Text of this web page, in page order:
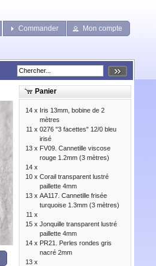
Commander Mon compte
Panier
14 x Iris 13mm, bobine de 2
mètres
11 x 0276 "3 facettes" 12/0 bleu
irisé
13 x FV09. Cannetille viscose
rouge 1.2mm (3 mètres)
14 x
10 x Corail transparent lustré
paillette 4mm
13 x AA117. Cannetille frisée
turquoise 1.3mm (3 mètres)
11 x
15 x Jonquille transparent lustré
paillette 4mm
14 x PR21. Perles rondes gris
nacré 2mm
13 x